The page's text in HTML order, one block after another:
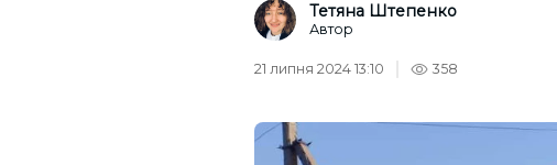
Тетяна Штепенко
Автор
21 липня 2024 13:10 358